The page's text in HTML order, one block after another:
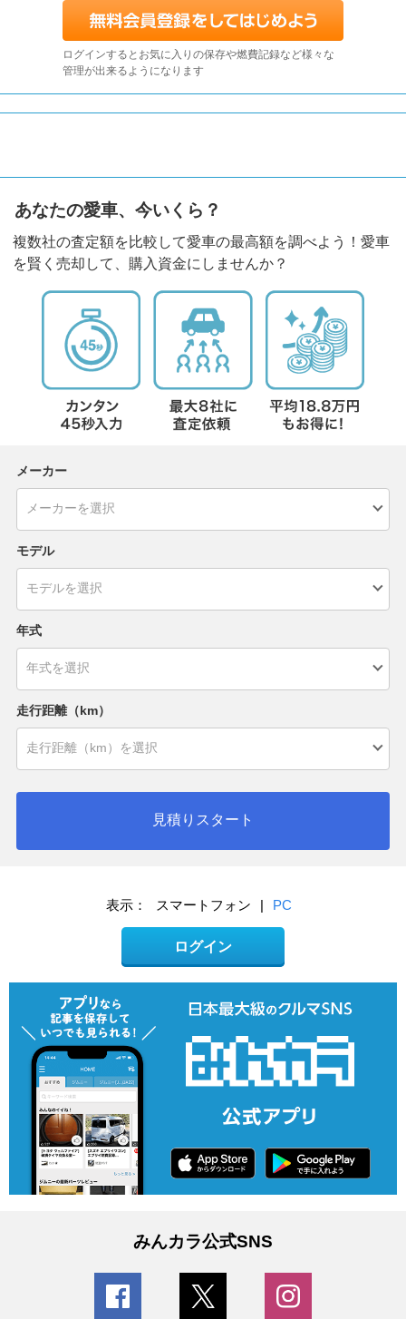
ログインするとお気に入りの保存や燃費記録など様々な
管理が出来るようになります
あなたの愛車、今いくら？
複数社の査定額を比較して愛車の最高額を調べよう！愛車
を賢く売却して、購入資金にしませんか？
メーカー
モデル
年式
走行距離（km）
見積りスタート
表示： スマートフォン | PC
ログイン
みんカラ公式SNS